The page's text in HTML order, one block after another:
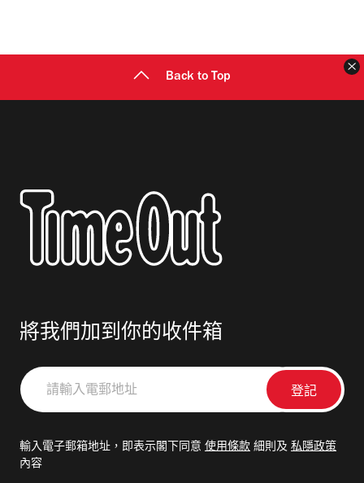
Back to Top
將我們加到你的收件箱
請
輸
郵
輸入電子郵箱地址，即表示閣下同意 使用條款 細則及 私隱政策
內容